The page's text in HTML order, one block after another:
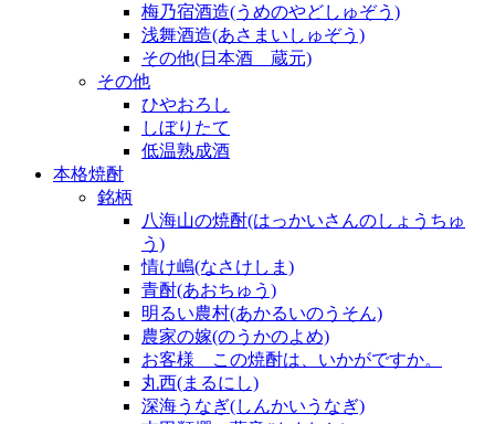
梅乃宿酒造(うめのやどしゅぞう)
浅舞酒造(あさまいしゅぞう)
その他(日本酒 蔵元)
その他
ひやおろし
しぼりたて
低温熟成酒
本格焼酎
銘柄
八海山の焼酎(はっかいさんのしょうちゅ
う)
情け嶋(なさけしま)
青酎(あおちゅう)
明るい農村(あかるいのうそん)
農家の嫁(のうかのよめ)
お客様 この焼酎は、いかがですか。
丸西(まるにし)
深海うなぎ(しんかいうなぎ)